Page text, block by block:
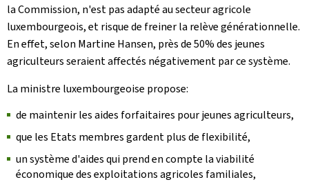
la Commission, n'est pas adapté au secteur agricole
luxembourgeois, et risque de freiner la relève générationnelle.
En effet, selon Martine Hansen, près de 50% des jeunes
agriculteurs seraient affectés négativement par ce système.
La ministre luxembourgeoise propose:
de maintenir les aides forfaitaires pour jeunes agriculteurs,
que les Etats membres gardent plus de flexibilité,
un système d'aides qui prend en compte la viabilité
économique des exploitations agricoles familiales,